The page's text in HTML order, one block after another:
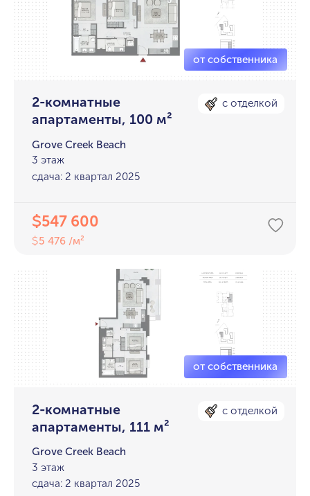
2-комнатные
апартаменты, 100 м²
с отделкой
Grove Creek Beach
3 этаж
сдача: 2 квартал 2025
$547 600
$5 476 /м²
2-комнатные
апартаменты, 111 м²
с отделкой
Grove Creek Beach
3 этаж
сдача: 2 квартал 2025